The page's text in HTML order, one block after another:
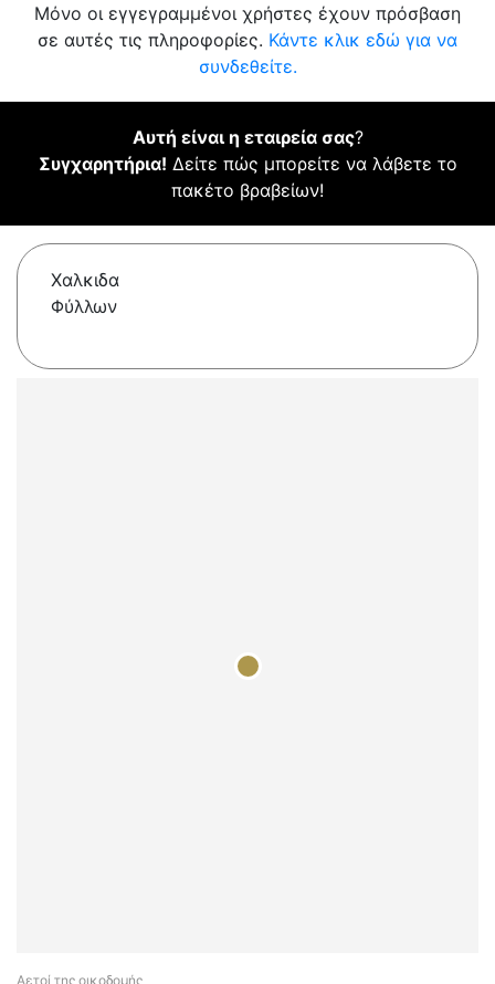
Μόνο οι εγγεγραμμένοι χρήστες έχουν πρόσβαση
σε αυτές τις πληροφορίες. Κάντε κλικ εδώ για να
συνδεθείτε.
Αυτή είναι η εταιρεία σας?
Συγχαρητήρια! Δείτε πώς μπορείτε να λάβετε το
πακέτο βραβείων!
Χαλκιδα
Φύλλων
Αετοί της οικοδομής